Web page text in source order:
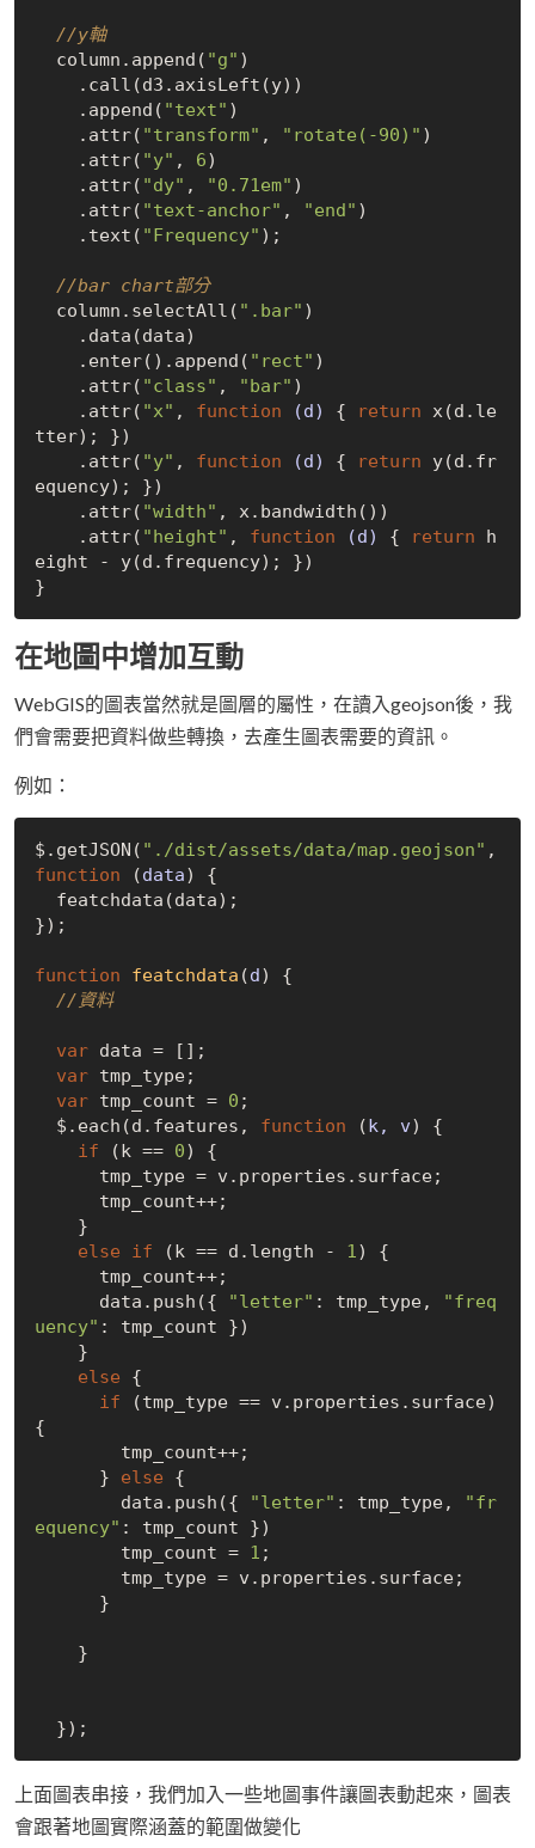
//y軸
  column.append(
"g" )
    .append(
"text" )
    .attr(
"transform" , "rotate(-90)" )
    .attr(
"y" , 6)
    .attr(
"dy" , "0.71em" )
    .attr(
"text-anchor" , "end" )
    .text(
"Frequency" );
//bar chart部分
  column.selectAll(
".bar" )
    .enter().append(
"rect" )
    .attr(
"class" , "bar" )
    .attr(
"x" , function (d) { return x(d.le
tter); })
    .attr(
"y" , function (d) { return y(d.fr
equency); })
    .attr(
"width" , x.bandwidth())
    .attr(
"height" , function (d) { return h
eight - y(d.frequency); })
在地圖中增加互動
WebGIS的圖表當然就是圖層的屬性，在讀入geojson後，我
們會需要把資料做些轉換，去產生圖表需要的資訊。
例如：
$.getJSON( "./dist/assets/data/map.geojson"
function (data) {
});
function featchdata (d) {
//資料
var data = [];
var tmp_type;
var tmp_count = 0 ;
  $.each(d.features,
function (k, v) {
if (k == 0) {
else
if (k == d.length - 1) {
      data.push({
"letter" : tmp_type,
"freq
uency" : tmp_count })
else {
if (tmp_type == v.properties.surface)
{
      }
else {
        data.push({
"letter" : tmp_type,
"fr
equency" : tmp_count })
        tmp_count =
1 ;
上面圖表串接，我們加入一些地圖事件讓圖表動起來，圖表
會跟著地圖實際涵蓋的範圍做變化